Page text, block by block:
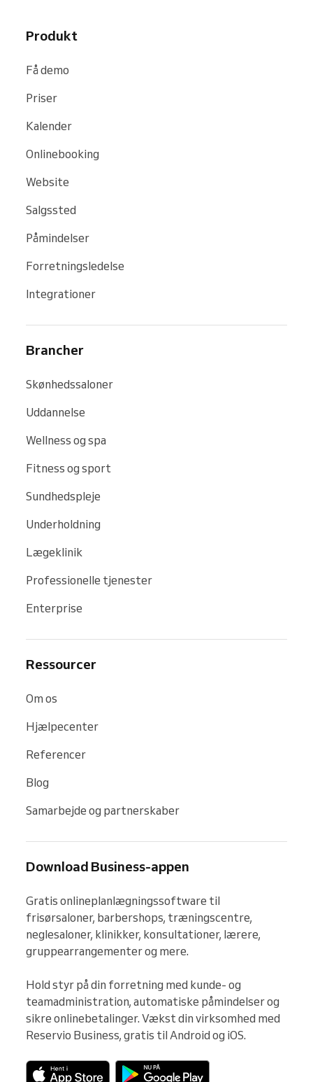
Produkt
Få demo
Priser
Kalender
Onlinebooking
Website
Salgssted
Påmindelser
Forretningsledelse
Integrationer
Brancher
Skønhedssaloner
Uddannelse
Wellness og spa
Fitness og sport
Sundhedspleje
Underholdning
Lægeklinik
Professionelle tjenester
Enterprise
Ressourcer
Om os
Hjælpecenter
Referencer
Blog
Samarbejde og partnerskaber
Download Business-appen
Gratis onlineplanlægningssoftware til
frisørsaloner, barbershops, træningscentre,
neglesaloner, klinikker, konsultationer, lærere,
gruppearrangementer og mere.
Hold styr på din forretning med kunde- og
teamadministration, automatiske påmindelser og
sikre onlinebetalinger. Vækst din virksomhed med
Reservio Business, gratis til Android og iOS.